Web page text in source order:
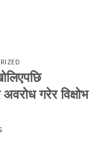
अवरोध गरेर विक्षोभ